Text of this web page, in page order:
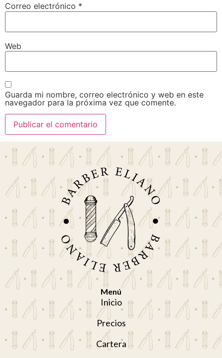
Correo electrónico *
Web
Guarda mi nombre, correo electrónico y web en este
navegador para la próxima vez que comente.
Alternative:
Menú
Inicio
Precios
Cartera